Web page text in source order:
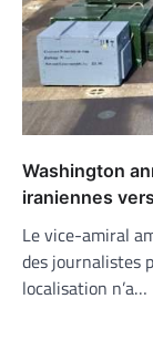
Washington
iraniennes
Le vice-amiral
des journalistes
localisation n’a…